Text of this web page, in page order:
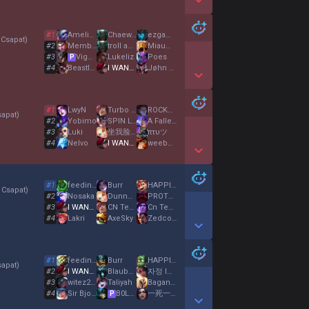
Show More Detail Games
)
#1
#2
#3 P Lukeliz
Poes
#4
Show More Detail Games
)
#1 LwyN
#2 Yobimo
#3 Luki
πτυツ
#4 Nelvo
Show More Detail Games
)
#1 Burr
#2 Nosaka
#3
#4 Lakri AxeSky
Show More Detail Games
)
#1 Burr
#2
#3 Taliyah
#4 P